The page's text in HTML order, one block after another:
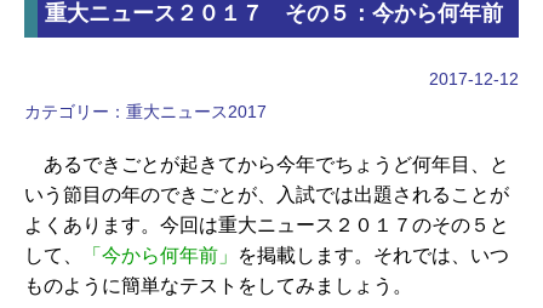
重大ニュース２０１７ その５：今から何年前
2017-12-12
カテゴリー： 重大ニュース2017
あるできごとが起きてから今年でちょうど何年目、と
いう節目の年のできごとが、入試では出題されることが
よくあります。今回は重大ニュース２０１７のその５と
して、
「今から何年前」
を掲載します。それでは、いつ
ものように簡単なテストをしてみましょう。